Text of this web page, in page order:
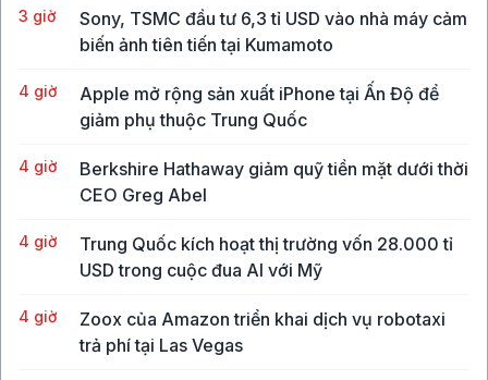
3 giờ
Sony, TSMC đầu tư 6,3 tỉ USD vào nhà máy cảm
biến ảnh tiên tiến tại Kumamoto
4 giờ
Apple mở rộng sản xuất iPhone tại Ấn Độ để
giảm phụ thuộc Trung Quốc
4 giờ
Berkshire Hathaway giảm quỹ tiền mặt dưới thời
CEO Greg Abel
4 giờ
Trung Quốc kích hoạt thị trường vốn 28.000 tỉ
USD trong cuộc đua AI với Mỹ
4 giờ
Zoox của Amazon triển khai dịch vụ robotaxi
trả phí tại Las Vegas